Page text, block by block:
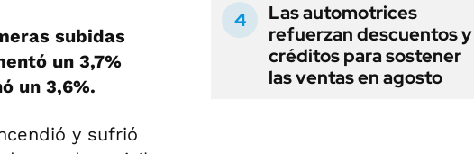
subidas
un 3,7%
un 3,6%.
y sufrió
Las automotrices
refuerzan descuentos y
créditos para sostener
las ventas en agosto